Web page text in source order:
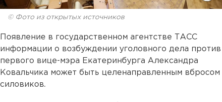
© Фото из открытых источников
Появление в государственном агентстве ТАСС
информации о возбуждении уголовного дела против
первого вице-мэра Екатеринбурга Александра
Ковальчика может быть целенаправленным вбросом
силовиков.